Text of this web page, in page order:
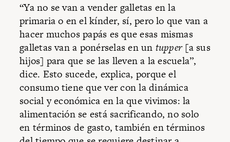
“Ya no se van a vender galletas en la
primaria o en el kínder, sí, pero lo que van a
hacer muchos papás es que esas mismas
galletas van a ponérselas en un tupper[a sus
hijos] para que se las lleven a la escuela”,
dice. Esto sucede, explica, porque el
consumo tiene que ver con la dinámica
social y económica en la que vivimos: la
alimentación se está sacrificando, no solo
en términos de gasto, también en términos